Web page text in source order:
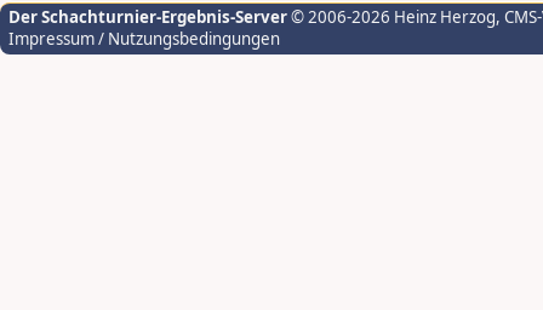
Der Schachturnier-Ergebnis-Server© 2006-2026 Heinz Herzog,
Impressum / Nutzungsbedingungen